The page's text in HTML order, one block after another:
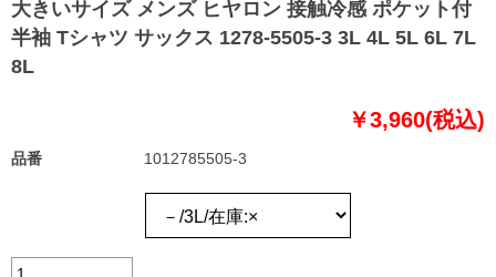
大きいサイズ メンズ ヒヤロン 接触冷感 ポケット付
半袖 Tシャツ サックス 1278-5505-3 3L 4L 5L 6L 7L
8L
￥3,960(税込)
品番 1012785505-3